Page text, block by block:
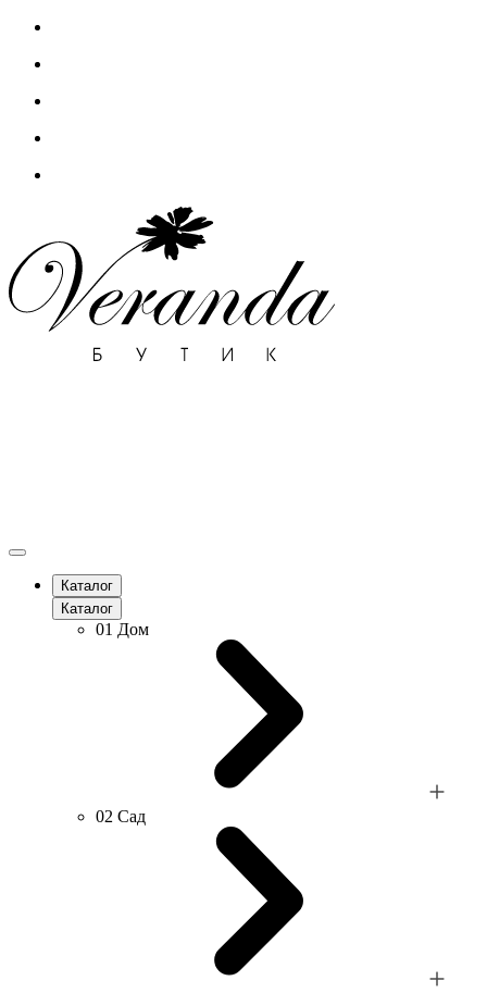
Каталог
Каталог
01 Дом
02 Сад